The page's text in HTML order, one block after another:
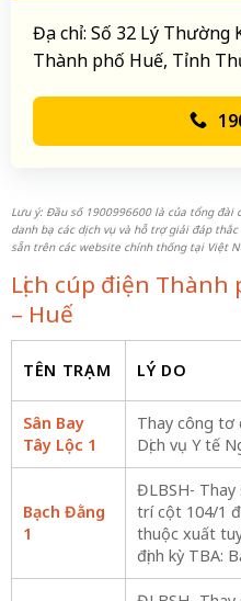
Địa chỉ: Số 32 Lý
Thành phố Huế, Tỉnh
Lưu ý: Đầu số 1900996600 là của tổng đài
danh bạ các dịch vụ và hỗ trợ giải đáp
sẵn trên các website chính thống tại Việt
Lịch cúp điện
– Huế
TÊN TRẠM LÝ DO
Sân Bay
Tây Lộc 1
Thay công tơ
Dịch vụ Y tế
Bạch Đằng
1
ĐLBSH- Thay
trí cột 104/1
thuộc xuất
định kỳ TBA: